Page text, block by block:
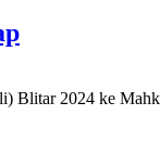
Blitar 2024 ke